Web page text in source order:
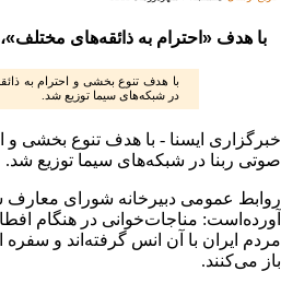
با هدف «احترام به ذائقه‌های مختلف»، ۱۷ ربنا در شبکه‌های سیما توزیع شد
در شبکه‌های سیما توزیع شد.
صوتی ربنا در شبکه‌های سیما توزیع شد.
روابط عمومی دبیرخانه شورای معارف
آورده‌است: مناجات‌خوانی در هنگام
مردم ایران با آن انس گرفته‌اند و سفره
باز می‌کنند.